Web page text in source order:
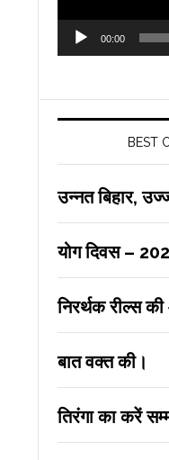
00:00
BEST
उन्नत बिहार,
योग दिवस –
निरर्थक रील्स की
बात वक्त की।
तिरंगा का करें